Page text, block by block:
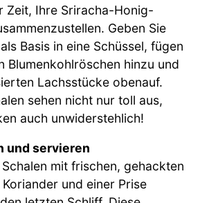
Zeit, Ihre Sriracha-Honig-
Geben Sie
Basis in eine Schüssel, fügen
Blumenkohlröschen hinzu und
Lachsstücke obenauf.
sehen nicht nur toll aus,
auch unwiderstehlich!
und servieren
mit frischen, gehackten
und einer Prise